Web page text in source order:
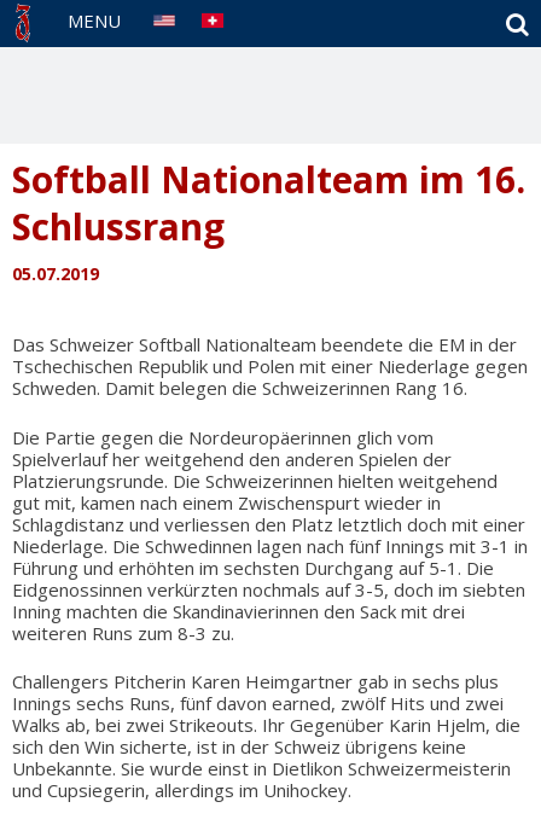
MENU
Softball Nationalteam im 16.
Schlussrang
05.07.2019
Das Schweizer Softball Nationalteam beendete die EM in der
Tschechischen Republik und Polen mit einer Niederlage gegen
Schweden. Damit belegen die Schweizerinnen Rang 16.
Die Partie gegen die Nordeuropäerinnen glich vom
Spielverlauf her weitgehend den anderen Spielen der
Platzierungsrunde. Die Schweizerinnen hielten weitgehend
gut mit, kamen nach einem Zwischenspurt wieder in
Schlagdistanz und verliessen den Platz letztlich doch mit einer
Niederlage. Die Schwedinnen lagen nach fünf Innings mit 3-1 in
Führung und erhöhten im sechsten Durchgang auf 5-1. Die
Eidgenossinnen verkürzten nochmals auf 3-5, doch im siebten
Inning machten die Skandinavierinnen den Sack mit drei
weiteren Runs zum 8-3 zu.
Challengers Pitcherin Karen Heimgartner gab in sechs plus
Innings sechs Runs, fünf davon earned, zwölf Hits und zwei
Walks ab, bei zwei Strikeouts. Ihr Gegenüber Karin Hjelm, die
sich den Win sicherte, ist in der Schweiz übrigens keine
Unbekannte. Sie wurde einst in Dietlikon Schweizermeisterin
und Cupsiegerin, allerdings im Unihockey.